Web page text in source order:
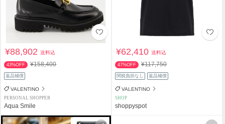
¥88,902送料込
43%OFF ¥158,400
返品補償
VALENTINO
PERSONAL SHOPPER
Aqua Smile
¥62,410送料込
47%OFF ¥117,750
関税負担なし 返品補償
VALENTINO
SHOP
shoppyspot